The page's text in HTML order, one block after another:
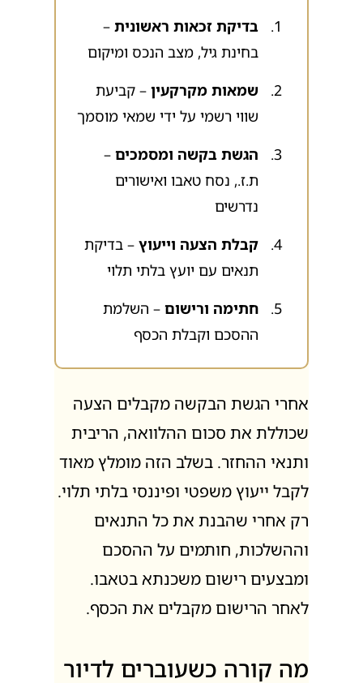
בדיקת זכאות ראשונית –
בחינת גיל, מצב הנכס ומיקום
שמאות מקרקעין – קביעת
שווי רשמי על ידי שמאי מוסמך
הגשת בקשה ומסמכים –
ת.ז., נסח טאבו ואישורים
נדרשים
קבלת הצעה וייעוץ – בדיקת
תנאים עם יועץ בלתי תלוי
חתימה ורישום – השלמת
ההסכם וקבלת הכסף
אחרי הגשת הבקשה מקבלים הצעה
שכוללת את סכום ההלוואה, הריבית
ותנאי ההחזר. בשלב הזה מומלץ מאוד
לקבל ייעוץ משפטי ופיננסי בלתי תלוי.
רק אחרי שהבנת את כל התנאים
וההשלכות, חותמים על ההסכם
ומבצעים רישום משכנתא בטאבו.
לאחר הרישום מקבלים את הכסף.
מה קורה כשעוברים לדיור